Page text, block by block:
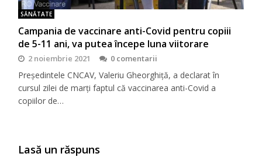
SĂNĂTATE
Campania de vaccinare anti-Covid pentru copiii
de 5-11 ani, va putea începe luna viitorare
2 noiembrie 2021 0 comentarii
Președintele CNCAV, Valeriu Gheorghiță, a declarat în
cursul zilei de marți faptul că vaccinarea anti-Covid a
copiilor de…
Lasă un răspuns